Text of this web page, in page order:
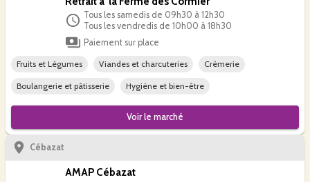
Tous les samedis de 09h30 à 12h30
Tous les vendredis de 10h00 à 18h30
Paiement sur place
Fruits et Légumes Viandes et charcuteries Crèmerie
Boulangerie et pâtisserie Hygiène et bien-être
Voir le marché
Cébazat
AMAP Cébazat